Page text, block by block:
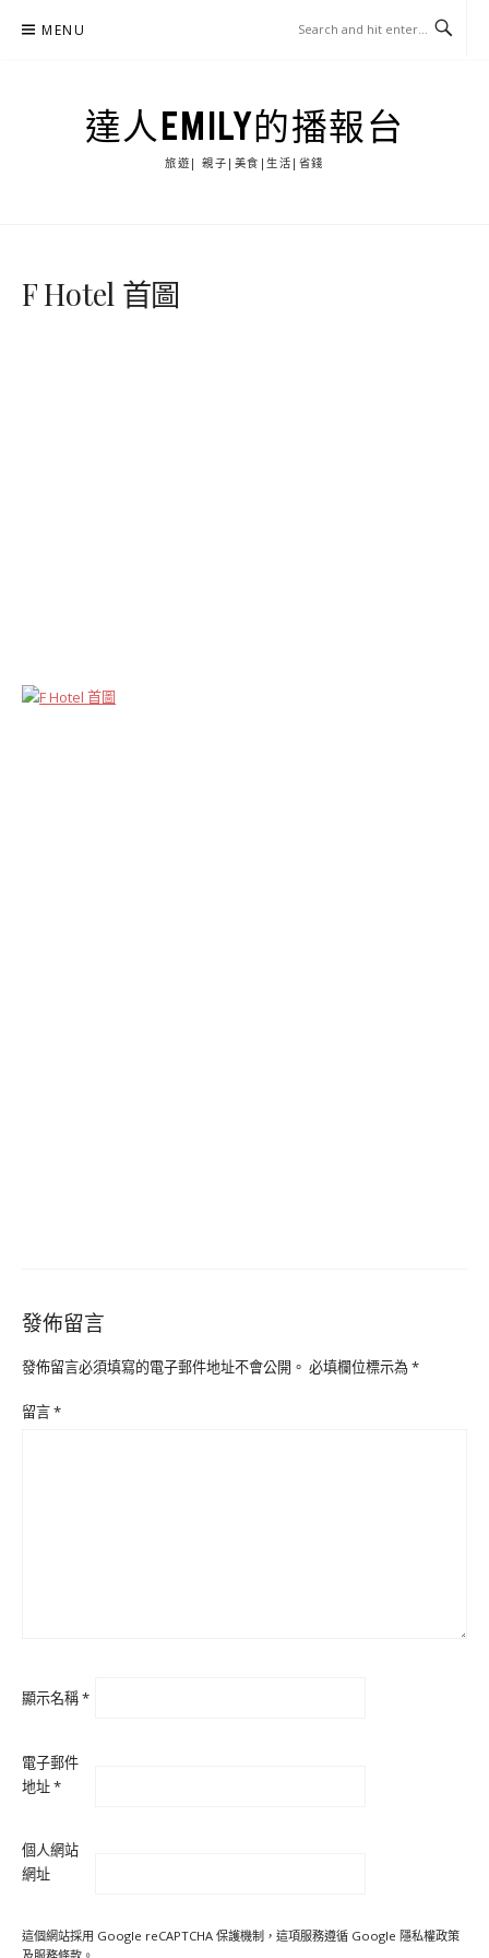
MENU
達人EMILY的播報台
旅遊| 親子|美食|生活|省錢
F Hotel 首圖
發佈留言
發佈留言必須填寫的電子郵件地址不會公開。 必填欄位標示為*
留言*
顯示名稱*
電子郵件
地址*
個人網站
網址
這個網站採用 Google reCAPTCHA 保護機制，這項服務遵循 Google 隱私權政策